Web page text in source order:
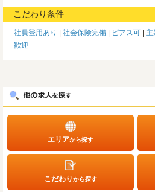
こだわり条件
社員登用あり 社会保険完備 ピアス可 主
歓迎
エリアから探す
こだわりから探す